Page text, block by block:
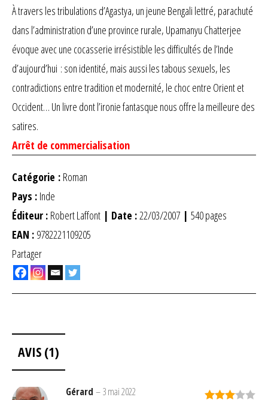
3.00
sur 5
basé
notation
À travers les tribulations d’Agastya, un jeune Bengali lettré, parachuté
dans l’administration d’une province rurale, Upamanyu Chatterjee
évoque avec une cocasserie irrésistible les difficultés de l’Inde
d’aujourd’hui : son identité, mais aussi les tabous sexuels, les
contradictions entre tradition et modernité, le choc entre Orient et
Occident… Un livre dont l’ironie fantasque nous offre la meilleure des
satires.
Arrêt de commercialisation
Catégorie : Roman
Pays : Inde
Éditeur : Robert Laffont | Date :22/03/2007 | 540 pages
EAN : 9782221109205
Partager
AVIS (1)
Gérard –3 mai 2022